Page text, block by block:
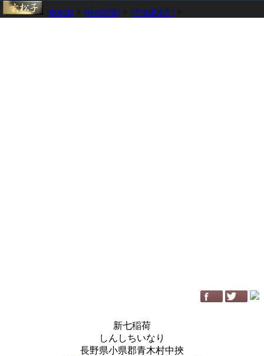
[HOME] [神社記憶] [甲信越地方]
新七稲荷
しんしちいなり
長野県小県郡青木村中挾